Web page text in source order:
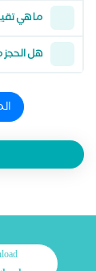
ما هي
هل الحجز